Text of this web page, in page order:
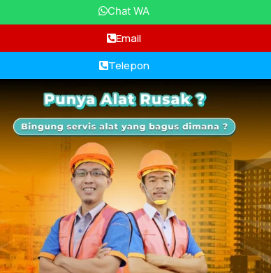
Chat WA
Email
Telepon